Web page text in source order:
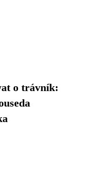
o trávník: